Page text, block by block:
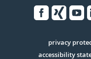
Serivce
privacy
accessibility